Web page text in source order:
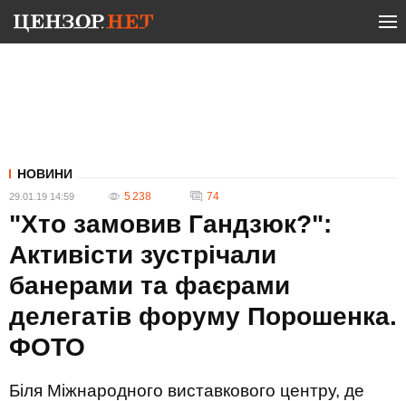
НОВИНИ
29.01.19 14:59 5 238 74
"Хто замовив Гандзюк?":
Активісти зустрічали
банерами та фаєрами
делегатів форуму Порошенка.
ФОТО
Біля Міжнародного виставкового центру, де